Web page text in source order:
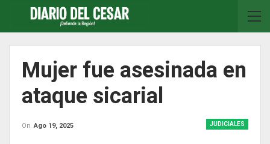
Mujer fue asesinada en
ataque sicarial
JUDICIALES
On Ago 19, 2025